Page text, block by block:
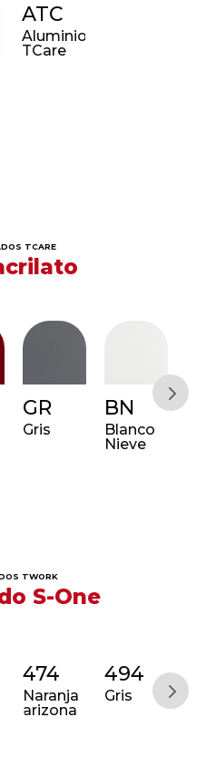
ATC
Aluminio
TCare
TCARE
GR
Gris
BN
Blanco
Nieve
IB
TWORK
S-One
474
Naranja
arizona
494
Gris